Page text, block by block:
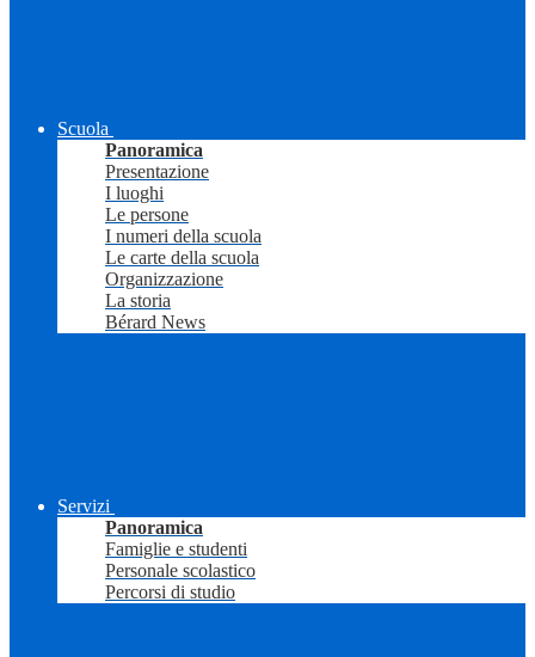
Scuola
Panoramica
Presentazione
I luoghi
Le persone
I numeri della scuola
Le carte della scuola
Organizzazione
La storia
Bérard News
Servizi
Panoramica
Famiglie e studenti
Personale scolastico
Percorsi di studio